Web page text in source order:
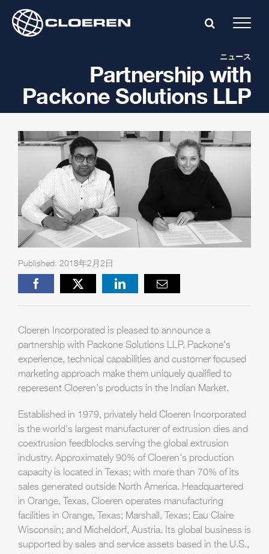
content
Partnership with
Packone Solutions LLP
ニュース
Published: 2018年2月2日
FacebookX LinkedIn Email
Cloeren Incorporated is pleased to announce a
partnership with Packone Solutions LLP. Packone's
experience, technical capabilities and customer focused
marketing approach make them uniquely qualified to
reperesent Cloeren's products in the Indian Market.
Established in 1979, privately held Cloeren Incorporated
is the world's largest manufacturer of extrusion dies and
coextrusion feedblocks serving the global extrusion
industry. Approximately 90% of Cloeren's production
capacity is located in Texas; with more than 70% of its
sales generated outside North America. Headquartered
in Orange, Texas, Cloeren operates manufacturing
facilities in Orange, Texas; Marshall, Texas; Eau Claire
Wisconsin; and Micheldorf, Austria. Its global business is
supported by sales and service assets based in the U.S.,